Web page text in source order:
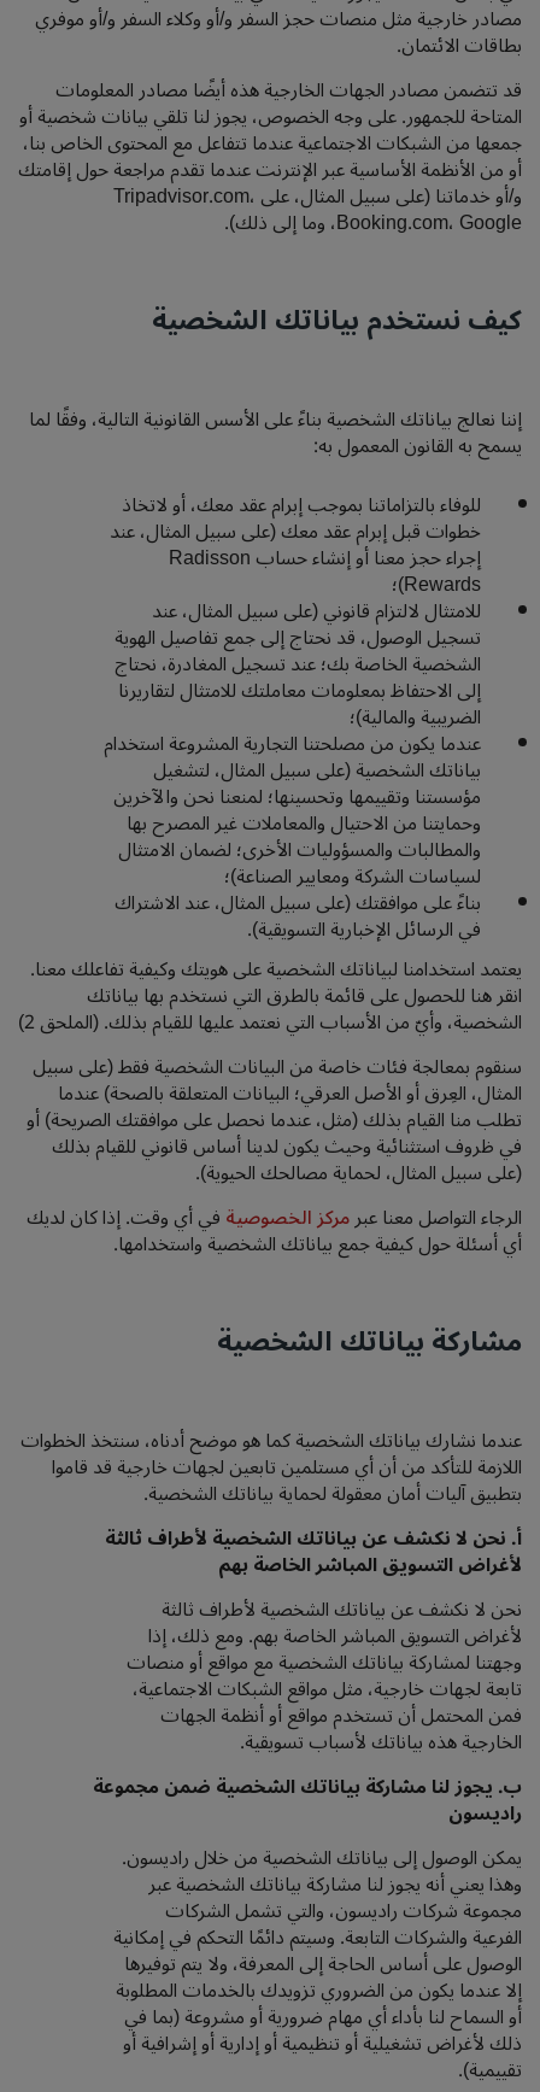
مصادر خارجية مثل منصات حجز السفر و/أو وكلاء السفر و/أو موفري
بطاقات الائتمان.
قد تتضمن مصادر الجهات الخارجية هذه أيضًا مصادر المعلومات
المتاحة للجمهور. على وجه الخصوص، يجوز لنا تلقي بيانات شخصية أو
جمعها من الشبكات الاجتماعية عندما تتفاعل مع المحتوى الخاص بنا،
أو من الأنظمة الأساسية عبر الإنترنت عندما تقدم مراجعة حول إقامتك
و/أو خدماتنا (على سبيل المثال، على Tripadvisor.com،
Booking.com، Google، وما إلى ذلك).
كيف نستخدم بياناتك الشخصية
إننا نعالج بياناتك الشخصية بناءً على الأسس القانونية التالية، وفقًا لما
يسمح به القانون المعمول به:
للوفاء بالتزاماتنا بموجب إبرام عقد معك، أو لاتخاذ
خطوات قبل إبرام عقد معك (على سبيل المثال، عند
إجراء حجز معنا أو إنشاء حساب Radisson
Rewards)؛
للامتثال لالتزام قانوني (على سبيل المثال، عند
تسجيل الوصول، قد نحتاج إلى جمع تفاصيل الهوية
الشخصية الخاصة بك؛ عند تسجيل المغادرة، نحتاج
إلى الاحتفاظ بمعلومات معاملتك للامتثال لتقاريرنا
الضريبية والمالية)؛
عندما يكون من مصلحتنا التجارية المشروعة استخدام
بياناتك الشخصية (على سبيل المثال، لتشغيل
مؤسستنا وتقييمها وتحسينها؛ لمنعنا نحن والآخرين
وحمايتنا من الاحتيال والمعاملات غير المصرح بها
والمطالبات والمسؤوليات الأخرى؛ لضمان الامتثال
لسياسات الشركة ومعايير الصناعة)؛
بناءً على موافقتك (على سبيل المثال، عند الاشتراك
في الرسائل الإخبارية التسويقية).
يعتمد استخدامنا لبياناتك الشخصية على هويتك وكيفية تفاعلك معنا.
انقر هنا للحصول على قائمة بالطرق التي نستخدم بها بياناتك
الشخصية، وأيّ من الأسباب التي نعتمد عليها للقيام بذلك. (الملحق 2)
سنقوم بمعالجة فئات خاصة من البيانات الشخصية فقط (على سبيل
المثال، العِرق أو الأصل العرقي؛ البيانات المتعلقة بالصحة) عندما
تطلب منا القيام بذلك (مثل، عندما نحصل على موافقتك الصريحة) أو
في ظروف استثنائية وحيث يكون لدينا أساس قانوني للقيام بذلك
(على سبيل المثال، لحماية مصالحك الحيوية).
الرجاء التواصل معنا عبرمركز الخصوصيةفي أي وقت. إذا كان لديك
أي أسئلة حول كيفية جمع بياناتك الشخصية واستخدامها.
مشاركة بياناتك الشخصية
عندما نشارك بياناتك الشخصية كما هو موضح أدناه، سنتخذ الخطوات
اللازمة للتأكد من أن أي مستلمين تابعين لجهات خارجية قد قاموا
بتطبيق آليات أمان معقولة لحماية بياناتك الشخصية.
أ.نحن لا نكشف عن بياناتك الشخصية لأطراف ثالثة
لأغراض التسويق المباشر الخاصة بهم
نحن لا نكشف عن بياناتك الشخصية لأطراف ثالثة
لأغراض التسويق المباشر الخاصة بهم. ومع ذلك، إذا
وجهتنا لمشاركة بياناتك الشخصية مع مواقع أو منصات
تابعة لجهات خارجية، مثل مواقع الشبكات الاجتماعية،
فمن المحتمل أن تستخدم مواقع أو أنظمة الجهات
الخارجية هذه بياناتك لأسباب تسويقية.
ب.يجوز لنا مشاركة بياناتك الشخصية ضمن مجموعة
راديسون
يمكن الوصول إلى بياناتك الشخصية من خلال راديسون.
وهذا يعني أنه يجوز لنا مشاركة بياناتك الشخصية عبر
مجموعة شركات راديسون، والتي تشمل الشركات
الفرعية والشركات التابعة. وسيتم دائمًا التحكم في إمكانية
الوصول على أساس الحاجة إلى المعرفة، ولا يتم توفيرها
إلا عندما يكون من الضروري تزويدك بالخدمات المطلوبة
أو السماح لنا بأداء أي مهام ضرورية أو مشروعة (بما في
ذلك لأغراض تشغيلية أو تنظيمية أو إدارية أو إشرافية أو
تقييمية).